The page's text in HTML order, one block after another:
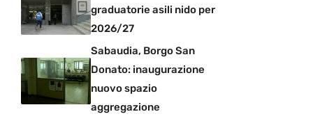
graduatorie asili nido per
2026/27
Sabaudia, Borgo San
Donato: inaugurazione
nuovo spazio
aggregazione